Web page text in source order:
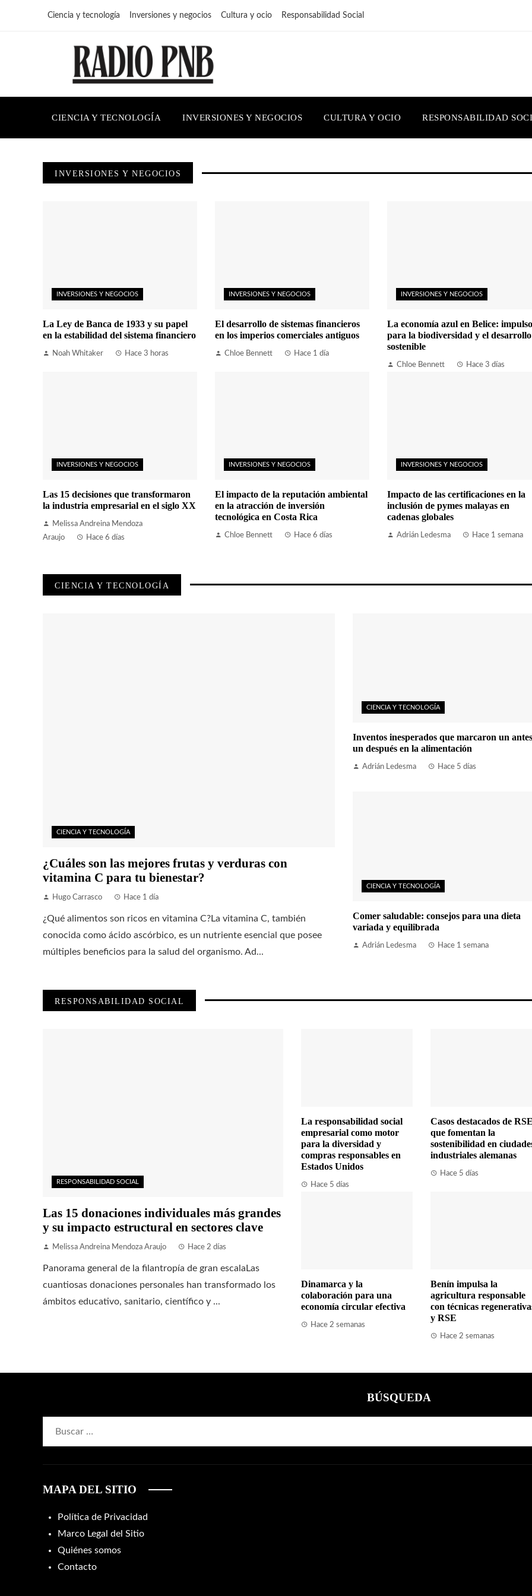
Ciencia y tecnología Inversiones y negocios Cultura y ocio Responsabilidad Social
CIENCIA Y TECNOLOGÍA INVERSIONES Y NEGOCIOS CULTURA Y OCIO RESPONSABILIDAD
INVERSIONES Y NEGOCIOS
INVERSIONES Y NEGOCIOS
La Ley de Banca de 1933 y su papel
en la estabilidad del sistema financiero
Noah Whitaker Hace 3 horas
INVERSIONES Y NEGOCIOS
El desarrollo de sistemas financieros
en los imperios comerciales antiguos
Chloe Bennett Hace 1 día
INVERSIONES Y NEGOCIOS
La economía azul en Belice: impulso
para la biodiversidad y el desarrollo
sostenible
Chloe Bennett Hace 3 días
INVERSIONES Y NEGOCIOS
Las 15 decisiones que transformaron
la industria empresarial en el siglo XX
Melissa Andreina Mendoza
Araujo
Hace 6 días
INVERSIONES Y NEGOCIOS
El impacto de la reputación ambiental
en la atracción de inversión
tecnológica en Costa Rica
Chloe Bennett Hace 6 días
INVERSIONES Y NEGOCIOS
Impacto de las certificaciones en la
inclusión de pymes malayas en
cadenas globales
Adrián Ledesma Hace 1 semana
CIENCIA Y TECNOLOGÍA
CIENCIA Y TECNOLOGÍA
¿Cuáles son las mejores frutas y verduras con
vitamina C para tu bienestar?
Hugo Carrasco Hace 1 día
¿Qué alimentos son ricos en vitamina C?La vitamina C, también
conocida como ácido ascórbico, es un nutriente esencial que posee
múltiples beneficios para la salud del organismo. Ad...
CIENCIA Y TECNOLOGÍA
Inventos inesperados que marcaron un
un después en la alimentación
Adrián Ledesma Hace 5 días
CIENCIA Y TECNOLOGÍA
Comer saludable: consejos para una dieta
variada y equilibrada
Adrián Ledesma Hace 1 semana
RESPONSABILIDAD SOCIAL
RESPONSABILIDAD SOCIAL
Las 15 donaciones individuales más grandes
y su impacto estructural en sectores clave
Melissa Andreina Mendoza Araujo Hace 2 días
Panorama general de la filantropía de gran escalaLas
cuantiosas donaciones personales han transformado los
ámbitos educativo, sanitario, científico y ...
La responsabilidad social
empresarial como motor
para la diversidad y
compras responsables en
Estados Unidos
Hace 5 días
Casos destacados de
que fomentan la
sostenibilidad en
industriales alemanas
Hace 5 días
Dinamarca y la
colaboración para una
economía circular efectiva
Hace 2 semanas
Benín impulsa la
agricultura responsable
con técnicas
y RSE
Hace 2 semanas
BÚSQUEDA
MAPA DEL SITIO
Política de Privacidad
Marco Legal del Sitio
Quiénes somos
Contacto